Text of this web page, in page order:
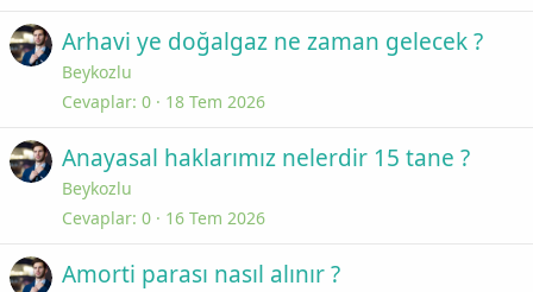
Arhavi ye doğalgaz ne zaman gelecek ?
Beykozlu
Cevaplar 0 18 Tem 2026
Anayasal haklarımız nelerdir 15 tane ?
Beykozlu
Cevaplar 0 16 Tem 2026
Amorti parası nasıl alınır ?